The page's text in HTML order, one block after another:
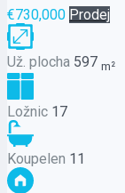
€730,000 Prodej
Už. plocha 597 m²
Ložnic 17
Koupelen 11